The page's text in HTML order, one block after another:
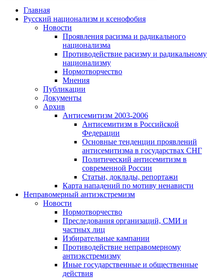
Главная
Русский национализм и ксенофобия
Новости
Проявления расизма и радикального
национализма
Противодействие расизму и радикальному
национализму
Нормотворчество
Мнения
Публикации
Документы
Архив
Антисемитизм 2003-2006
Антисемитизм в Российской
Федерации
Основные тенденции проявлений
антисемитизма в государствах СНГ
Политический антисемитизм в
современной России
Статьи, доклады, репортажи
Карта нападений по мотиву ненависти
Неправомерный антиэкстремизм
Новости
Нормотворчество
Преследования организаций, СМИ и
частных лиц
Избирательные кампании
Противодействие неправомерному
антиэкстремизму
Иные государственные и общественные
действия